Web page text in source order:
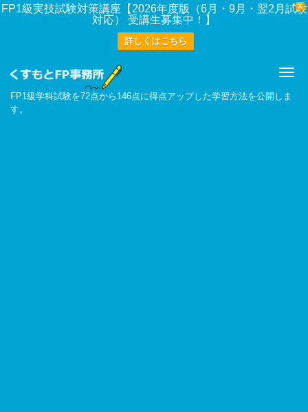
X
FP1級実技試験対策講座【2026年度版（6月・9月・翌2月試験
対応） 受講生募集中！】
詳しくはこちら
FP1級学科試験を72点から146点に得点アップした学習方法を公開しま
す。